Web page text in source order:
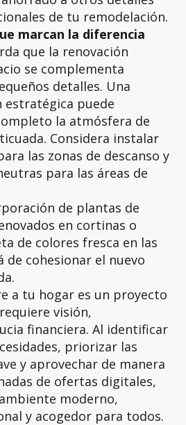
de tu remodelación.
marcan la diferencia
que la renovación
se complementa
detalles. Una
estratégica puede
la atmósfera de
Considera instalar
las zonas de descanso y
para las áreas de
de plantas de
en cortinas o
de colores fresca en las
de cohesionar el nuevo
a tu hogar es un proyecto
visión,
financiera. Al identificar
priorizar las
y aprovechar de manera
de ofertas digitales,
moderno,
y acogedor para todos.